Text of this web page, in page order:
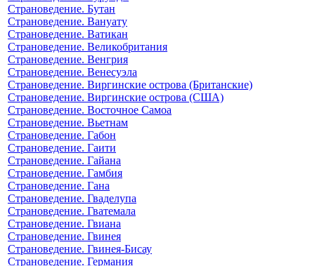
Страноведение. Бутан
Страноведение. Вануату
Страноведение. Ватикан
Страноведение. Великобритания
Страноведение. Венгрия
Страноведение. Венесуэла
Страноведение. Виргинские острова (Британские)
Страноведение. Виргинские острова (США)
Страноведение. Восточное Самоа
Страноведение. Вьетнам
Страноведение. Габон
Страноведение. Гаити
Страноведение. Гайана
Страноведение. Гамбия
Страноведение. Гана
Страноведение. Гваделупа
Страноведение. Гватемала
Страноведение. Гвиана
Страноведение. Гвинея
Страноведение. Гвинея-Бисау
Страноведение. Германия